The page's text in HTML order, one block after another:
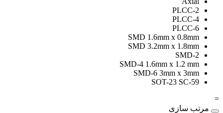
PLCC-2
PLCC-4
PLCC-6
SMD 1.6mm x 0.8mm
SMD 3.2mm x 1.8mm
SMD-2
SMD-4 1.6mm x 1.2 mm
SMD-6 3mm x 3mm
SOT-23 SC-59
=
مرتب سازی